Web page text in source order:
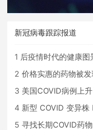
新冠病毒跟踪报道
1 后疫情时代的健康图
2 价格实惠的药物被
3 美国COVID病例上
4 新型 COVID 变异株
5 寻找长期COVID药